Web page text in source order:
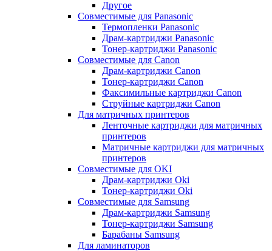
Другое
Совместимые для Panasonic
Термопленки Panasonic
Драм-картриджи Panasonic
Тонер-картриджи Panasonic
Совместимые для Canon
Драм-картриджи Canon
Тонер-картриджи Canon
Факсимильные картриджи Canon
Струйные картриджи Canon
Для матричных принтеров
Ленточные картриджи для матричных
принтеров
Матричные картриджи для матричных
принтеров
Совместимые для OKI
Драм-картриджи Oki
Тонер-картриджи Oki
Совместимые для Samsung
Драм-картриджи Samsung
Тонер-картриджи Samsung
Барабаны Samsung
Для ламинаторов